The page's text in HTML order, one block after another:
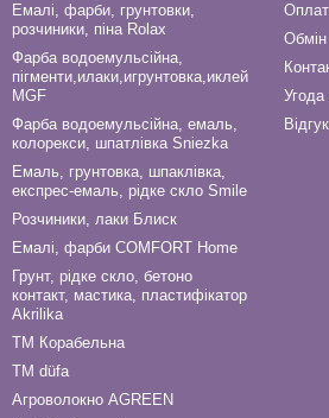
Емалі, фарби, грунтовки,
розчиники, піна Rolax
Фарба водоемульсійна,
пігменти,илаки,игрунтовка,иклей
MGF
Фарба водоемульсійна, емаль,
колорекси, шпатлівка Sniezka
Емаль, грунтовка, шпаклівка,
експрес-емаль, рідке скло Smile
Розчиники, лаки Блиск
Емалі, фарби COMFORT Home
Грунт, рідке скло, бетоно
контакт, мастика, пластифікатор
Akrilika
ТМ Корабельна
ТМ düfa
Агроволокно AGREEN
Обмін
Угода